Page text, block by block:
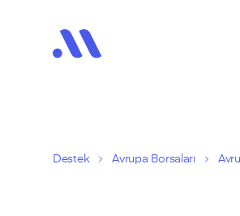
Destek Avrupa Borsaları